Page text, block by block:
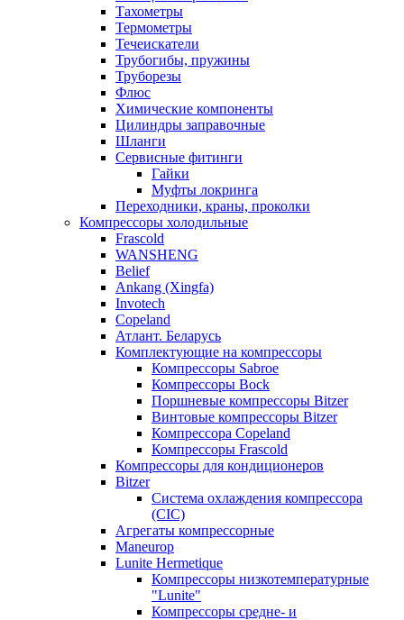
Тахометры
Термометры
Течеискатели
Трубогибы, пружины
Труборезы
Флюс
Химические компоненты
Цилиндры заправочные
Шланги
Сервисные фитинги
Гайки
Муфты локринга
Переходники, краны, проколки
Компрессоры холодильные
Frascold
WANSHENG
Belief
Ankang (Xingfa)
Invotech
Copeland
Атлант. Беларусь
Комплектующие на компрессоры
Компрессоры Sabroe
Компрессоры Bock
Поршневые компрессоры Bitzer
Винтовые компрессоры Bitzer
Компрессора Copeland
Компрессоры Frascold
Компрессоры для кондиционеров
Bitzer
Система охлаждения компрессора
(CIC)
Агрегаты компрессорные
Maneurop
Lunite Hermetique
Компрессоры низкотемпературные
"Lunite"
Компрессоры средне- и